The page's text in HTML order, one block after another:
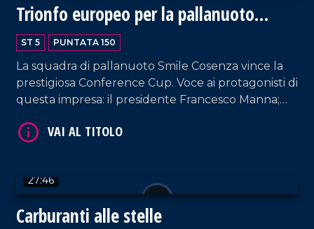
Trionfo europeo per la pallanuoto
femminile
ST 5 PUNTATA 150
La squadra di pallanuoto Smile Cosenza vince la
prestigiosa Conference Cup. Voce ai protagonisti di
questa impresa: il presidente Francesco Manna;
ragazze vincitrici. Spazio anche alla situazione del
27:46
Carburanti alle stelle
VAI AL TITOLO
VAI AL TITOLO